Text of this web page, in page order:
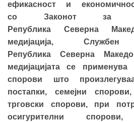
ефикасност и
со Законот за
Република Северна
медијација,
Република Северна
медијацијата се
спорови што
постапки, семејни
трговски спорови, при
осигурителни